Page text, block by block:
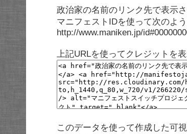
政治家の名前のリンク先で表示
マニフェストIDを使って次のよ
http://www.maniken.jp/
上記URLを使ってクレジットを
このデータを使って作成した可